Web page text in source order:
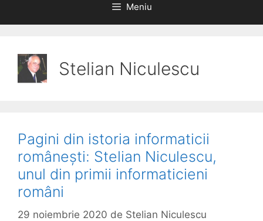
Meniu
Stelian Niculescu
Pagini din istoria informaticii
românești: Stelian Niculescu,
unul din primii informaticieni
români
29 noiembrie 2020 de Stelian Niculescu